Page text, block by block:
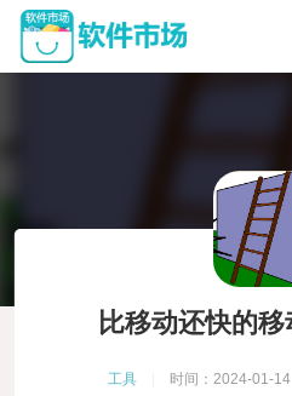
比移动还快的
工具 时间：2024-01-14